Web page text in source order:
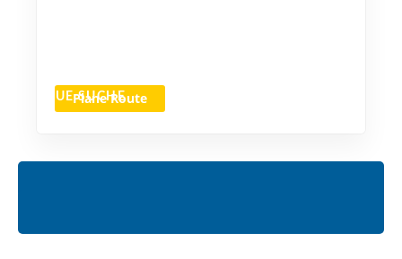
Plane Route
NEUE SUCHE